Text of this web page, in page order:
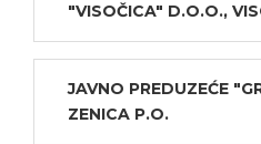
"VISOČICA" D.O.O.,
JAVNO PREDUZEĆE
ZENICA P.O.